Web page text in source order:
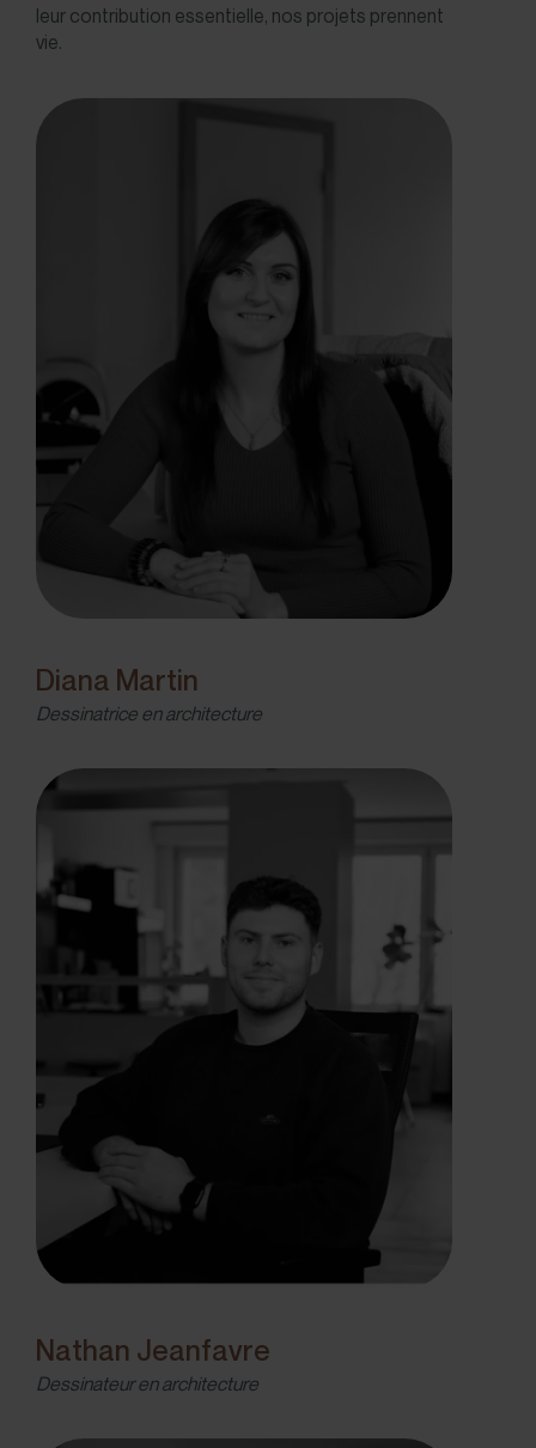
leur contribution essentielle, nos projets prennent
vie.
Diana Martin
Dessinatrice en architecture
Nathan Jeanfavre
Dessinateur en architecture